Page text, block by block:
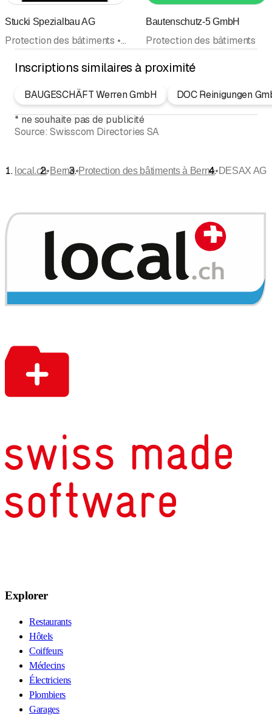
Stucki Spezialbau AG
Protection des bâtiments • Sols industriels
Bautenschutz-5 GmbH
Protection des bâtiments
Inscriptions similaires à proximité
BAUGESCHÄFT Werren GmbH
DOC Reinigungen
* ne souhaite pas de publicité
Source: Swisscom Directories SA
local.ch•Berne•Protection des bâtiments à Berne•DESAX AG
Explorer
Restaurants
Hôtels
Coiffeurs
Médecins
Électriciens
Plombiers
Garages